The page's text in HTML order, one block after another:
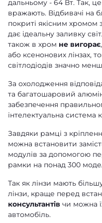
дальньому - 64 Вт. Так,
вражають. Відбивачі на
покриті якісним хромом
дає ідеальну заливку
також в хром не вигорає
або ксенонових лінзах,
світлодіодів значно
За охолодження
та багатошаровий
забезпечення
інтелектуальна система
Завдяки рамці з
можна встановити
модулів за допомогою
рамки на понад 300
Так як лінзи мають
лінзи, краще перед
консультантів чи можна
автомобіль.